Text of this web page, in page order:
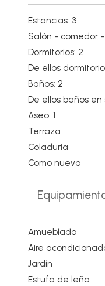
Estancias: 3
Salón - comedor
Dormitorios: 2
De ellos
Baños: 2
De ellos baños en
Aseo: 1
Terraza
Coladuria
Como nuevo
Amueblado
Aire
Jardín
Estufa de leña